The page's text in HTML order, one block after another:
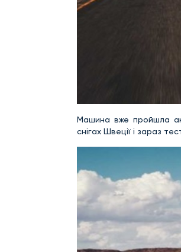
Машина вже пройшла
снігах Швеції і зараз